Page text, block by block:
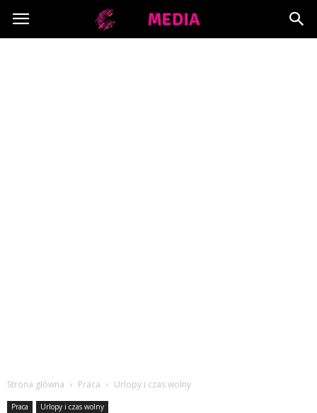
Copymedia.pl
Strona główna Praca Urlopy i czas wolny
Praca Urlopy i czas wolny